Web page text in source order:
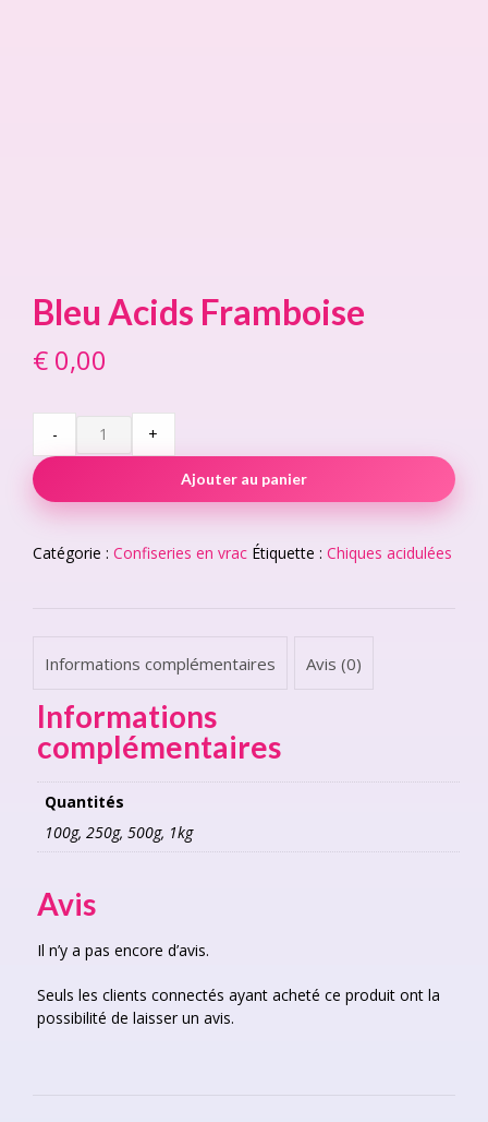
Bleu Acids Framboise
€ 0,00
Framboise
quantity
- +
Ajouter au panier
Catégorie : Confiseries en vrac Étiquette : Chiques acidulées
Informations complémentaires Avis (0)
Informations
complémentaires
Quantités
100g, 250g, 500g, 1kg
Avis
Il n’y a pas encore d’avis.
Seuls les clients connectés ayant acheté ce produit ont la
possibilité de laisser un avis.